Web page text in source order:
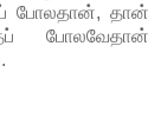
போலதான், தான்
போலவேதான்